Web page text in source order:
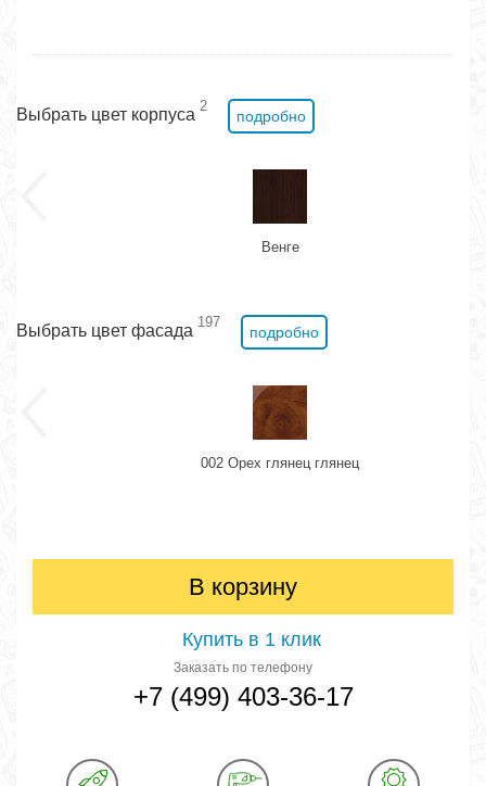
Выбрать цвет корпуса 2
подробно
Венге
Выбрать цвет фасада 197
подробно
002 Орех глянец глянец
В корзину
Купить в 1 клик
Заказать по телефону
+7 (499) 403-36-17